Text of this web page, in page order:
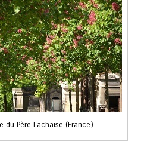
du Père Lachaise (France)